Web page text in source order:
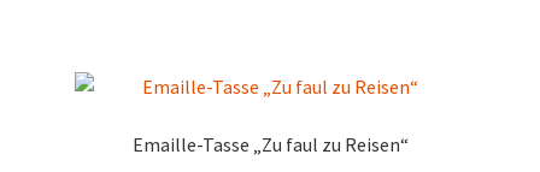
Emaille-Tasse „Zu faul zu Reisen“